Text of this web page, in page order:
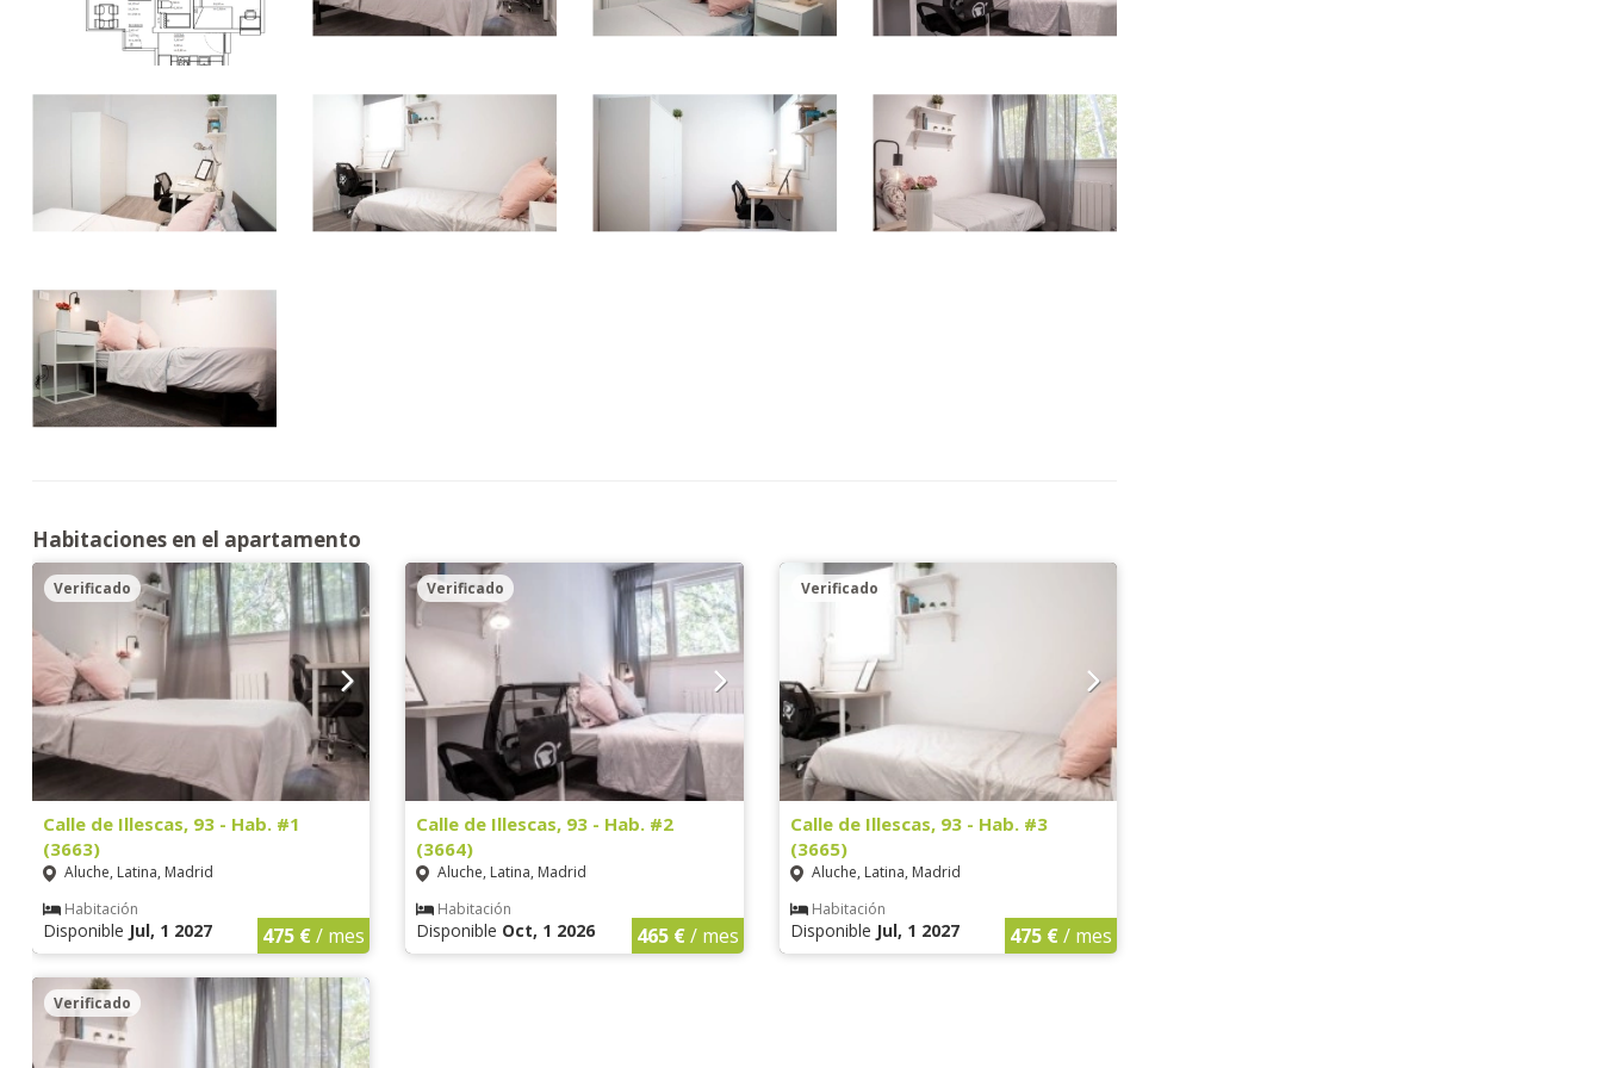
Habitaciones en el apartamento
Verificado
Calle de Illescas, 93 - Hab. #1
(3663)
Aluche, Latina, Madrid
Habitación
Disponible Jul, 1 2027 475 €/ mes
Verificado
Calle de Illescas, 93 - Hab. #2
(3664)
Aluche, Latina, Madrid
Habitación
Disponible Oct, 1 2026 465 €/ mes
Verificado
Calle de Illescas, 93 - Hab. #3
(3665)
Aluche, Latina, Madrid
Habitación
Disponible Jul, 1 2027 475 €/ mes
Verificado